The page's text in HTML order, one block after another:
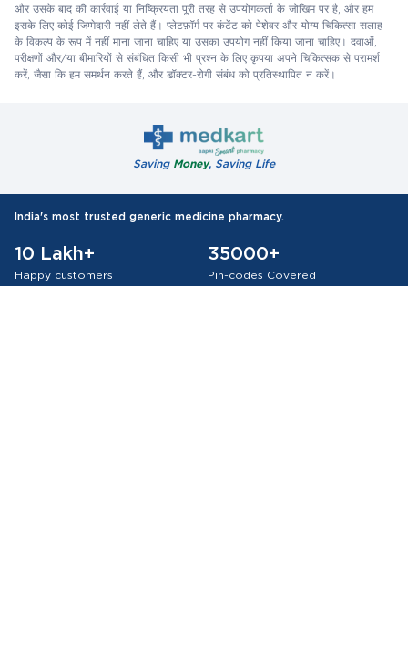
और उसके बाद की कार्रवाई या निष्क्रियता पूरी तरह से उपयोगकर्ता के जोखिम पर है, और हम
इसके लिए कोई जिम्मेदारी नहीं लेते हैं। प्लेटफ़ॉर्म पर कंटेंट को पेशेवर और योग्य चिकित्सा सलाह
के विकल्प के रूप में नहीं माना जाना चाहिए या उसका उपयोग नहीं किया जाना चाहिए। दवाओं,
परीक्षणों और/या बीमारियों से संबंधित किसी भी प्रश्न के लिए कृपया अपने चिकित्सक से परामर्श
करें, जैसा कि हम समर्थन करते हैं, और डॉक्टर-रोगी संबंध को प्रतिस्थापित न करें।
Saving Money, Saving Life
India's most trusted generic medicine pharmacy.
10 Lakh+
Happy customers
35000+
Pin-codes Covered